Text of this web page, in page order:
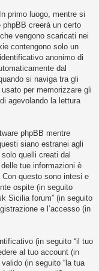
primo luogo, mentre si
phpBB creerà un certo
vengono scaricati nei
contengono solo un
anonimo di
dal
si naviga tra gli
per memorizzare gli
agevolando la lettura
phpBB mentre
siano estranei agli
quelli creati dal
tue informazioni è
questo sono intesi e
ospite (in seguito
Sicilia forum” (in seguito
e l’accesso (in
(in seguito “il tuo
al tuo account (in
(in seguito “la tua